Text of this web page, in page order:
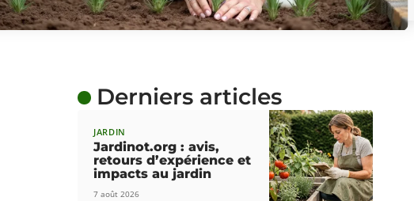
Derniers articles
JARDIN
Jardinot.org : avis,
retours d’expérience et
impacts au jardin
7 août 2026